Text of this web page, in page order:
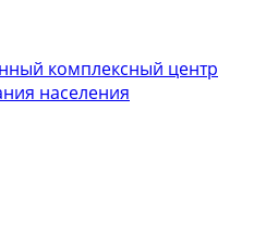
комплексный центр
населения